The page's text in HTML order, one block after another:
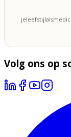
Volg ons op